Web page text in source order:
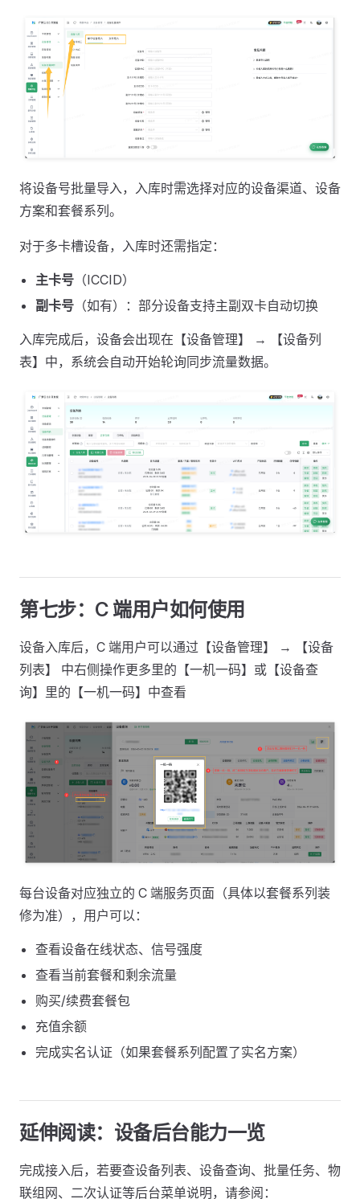
将设备号批量导入，入库时需选择对应的设备渠道、设备
方案和套餐系列。
对于多卡槽设备，入库时还需指定：
主卡号 （ICCID）
副卡号 （如有）：部分设备支持主副双卡自动切换
入库完成后，设备会出现在【设备管理】 → 【设备列
表】中，系统会自动开始轮询同步流量数据。
第七步：C 端用户如何使用
设备入库后，C 端用户可以通过【设备管理】 → 【设备
列表】 中右侧操作更多里的【一机一码】或【设备查
询】里的【一机一码】中查看
每台设备对应独立的 C 端服务页面（具体以套餐系列装
修为准），用户可以：
查看设备在线状态、信号强度
查看当前套餐和剩余流量
购买/续费套餐包
充值余额
完成实名认证（如果套餐系列配置了实名方案）
延伸阅读：设备后台能力一览
完成接入后，若要查设备列表、设备查询、批量任务、物
联组网、二次认证等后台菜单说明，请参阅：